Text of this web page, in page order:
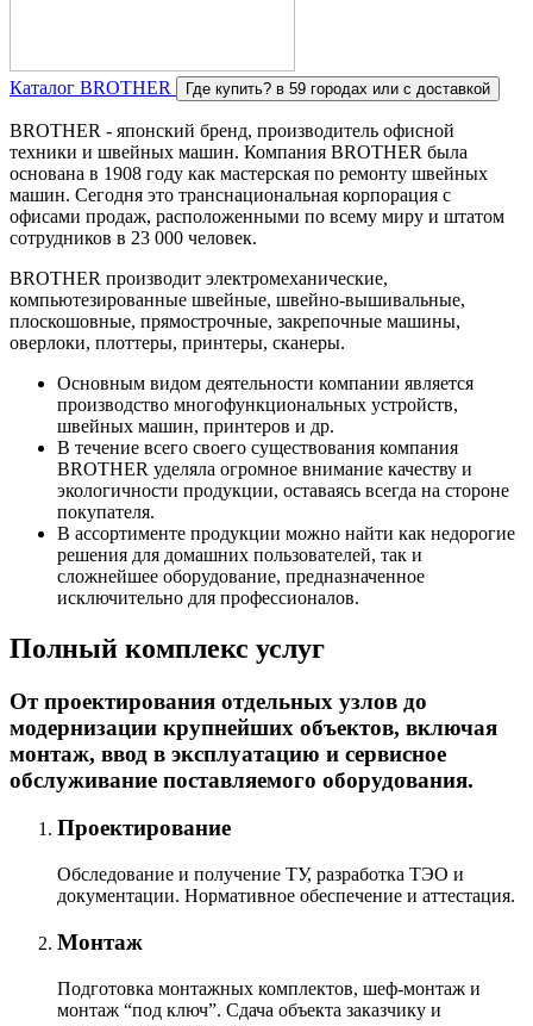
Каталог BROTHER Где купить? в 59 городах или с доставкой
BROTHER - японский бренд, производитель офисной
техники и швейных машин. Компания BROTHER была
основана в 1908 году как мастерская по ремонту швейных
машин. Сегодня это транснациональная корпорация с
офисами продаж, расположенными по всему миру и штатом
сотрудников в 23 000 человек.
BROTHER производит электромеханические,
компьютезированные швейные, швейно-вышивальные,
плоскошовные, прямострочные, закрепочные машины,
оверлоки, плоттеры, принтеры, сканеры.
Основным видом деятельности компании является
производство многофункциональных устройств,
швейных машин, принтеров и др.
В течение всего своего существования компания
BROTHER уделяла огромное внимание качеству и
экологичности продукции, оставаясь всегда на стороне
покупателя.
В ассортименте продукции можно найти как недорогие
решения для домашних пользователей, так и
сложнейшее оборудование, предназначенное
исключительно для профессионалов.
Полный комплекс услуг
От проектирования отдельных узлов до
модернизации крупнейших объектов, включая
монтаж, ввод в эксплуатацию и сервисное
обслуживание поставляемого оборудования.
Проектирование
Обследование и получение ТУ, разработка ТЭО и
документации. Нормативное обеспечение и аттестация.
Монтаж
Подготовка монтажных комплектов, шеф-монтаж и
монтаж “под ключ”. Сдача объекта заказчику и